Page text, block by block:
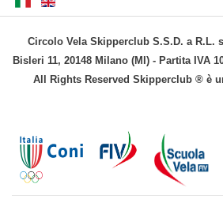
Circolo Vela Skipperclub S.S.D. a R.L.
Bisleri 11, 20148 Milano (MI) - Partita IVA
All Rights Reserved Skipperclub ® è